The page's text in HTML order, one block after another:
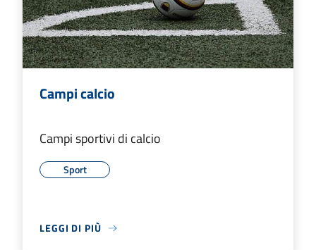
Campi calcio
Campi sportivi di calcio
Sport
LEGGI DI PIÙ